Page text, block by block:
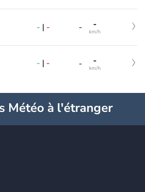
- | - - -
km/h
- | - - -
km/h
Météo à l'étranger